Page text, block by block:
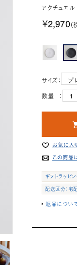
アクチュエル
￥2,970（
サイズ：
数量 ：
ギフトラッピ
配送区分：宅
返品につい